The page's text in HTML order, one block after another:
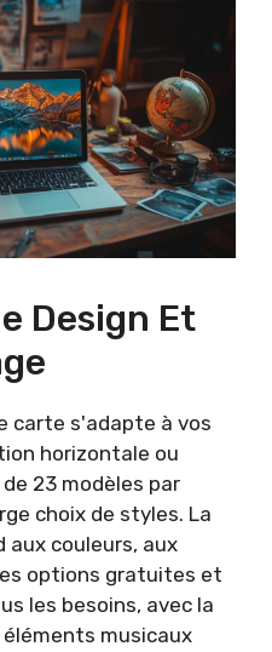
Design Et
carte s'adapte à vos
horizontale ou
23 modèles par
choix de styles. La
couleurs, aux
options gratuites et
les besoins, avec la
musicaux